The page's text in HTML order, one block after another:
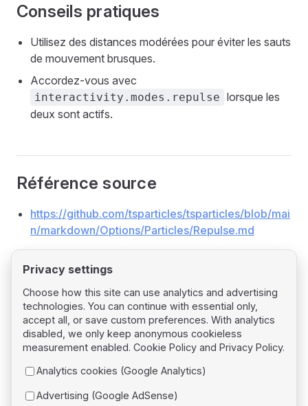
Conseils pratiques
Utilisez des distances modérées pour éviter les sauts
de mouvement brusques.
Accordez-vous avec
interactivity.modes.repulse lorsque les
deux sont actifs.
Référence source
https://github.com/tsparticles/tsparticles/blob/mai
n/markdown/Options/Particles/Repulse.md
PagerPrevious page
Particles Orbit
Privacy settings
Choose how this site can use analytics and advertising
technologies. You can continue with essential only,
accept all, or save custom preferences. With analytics
disabled, we only keep anonymous cookieless
measurement enabled. Cookie Policy and Privacy Policy.
Analytics cookies (Google Analytics)
Advertising (Google AdSense)